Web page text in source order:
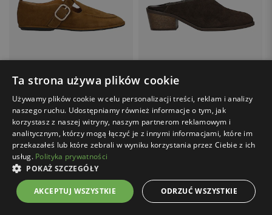
WOJAS / 46396-63
Brązowe loafersy damskie z weluru
379.00 zł
Cena z kodem FINAL20: 239.20 zł
WOJAS / 74179-62
299.00 zł
Cena regularna: 399.00 zł
Wyprzedaż Wyprzedaż
Ta strona używa plików cookie
Używamy plików cookie w celu personalizacji treści, reklam i analizy
naszego ruchu. Udostępniamy również informacje o tym, jak
korzystasz z naszej witryny, naszym partnerom reklamowym i
analitycznym, którzy mogą łączyć je z innymi informacjami, które im
przekazałeś lub które zebrali w wyniku korzystania przez Ciebie z ich
usług. Polityka prywatności
POKAŻ SZCZEGÓŁY
AKCEPTUJ WSZYSTKIE ODRZUĆ WSZYSTKIE